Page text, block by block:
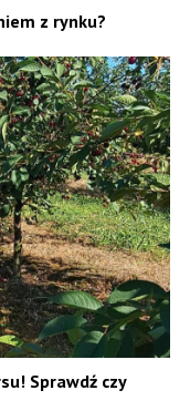
z rynku?
Sprawdź czy